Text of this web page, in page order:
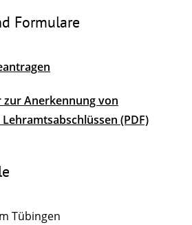
Formulare
zur Anerkennung von
(PDF)
Tübingen